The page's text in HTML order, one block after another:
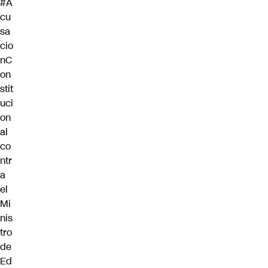
cu
sa
cio
nC
on
stit
uci
on
al
co
ntr
a
el
Mi
nis
tro
de
Ed